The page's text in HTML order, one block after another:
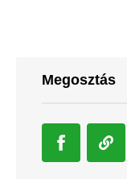
Megosztás